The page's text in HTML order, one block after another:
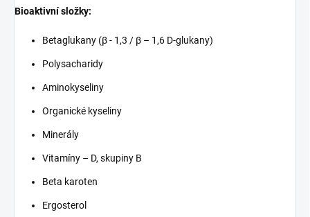
Bioaktivní složky:
Betaglukany (β - 1,3 / β – 1,6 D-glukany)
Polysacharidy
Aminokyseliny
Organické kyseliny
Minerály
Vitamíny – D, skupiny B
Beta karoten
Ergosterol